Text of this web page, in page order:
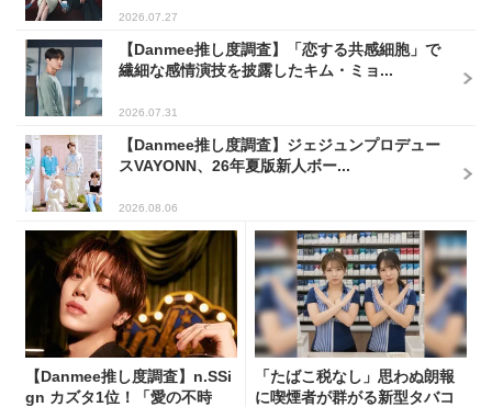
2026.07.27
【Danmee推し度調査】「恋する共感細胞」で
繊細な感情演技を披露したキム・ミョ...
2026.07.31
【Danmee推し度調査】ジェジュンプロデュー
スVAYONN、26年夏版新人ボー...
2026.08.06
【Danmee推し度調査】n.SSi
gn カズタ1位！「愛の不時
「たばこ税なし」思わぬ朗報
に喫煙者が群がる新型タバコ